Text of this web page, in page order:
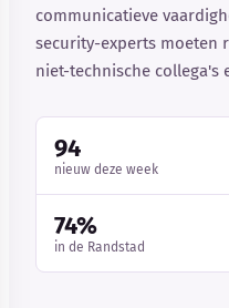
communicatieve
security-experts moeten
niet-technische collega's
94
nieuw deze week
74%
in de Randstad